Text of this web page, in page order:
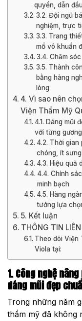
quyền, dẫn
3.2. Đội ngũ
nghiệm, trực
3.3. Trang
mổ vô khuẩn
3.4. Chăm
3.5. Thành
bằng hàng
lòng
4. Vì sao nên
Viện Thẩm Mỹ
4.1. Dáng mũi
với từng
4.2. Thời gian
chóng, ít
4.3. Hiệu quả
4.4. Chính
minh bạch
4.5. Hàng
tưởng lựa
5. Kết luận
THÔNG TIN
Theo dõi Viện
Viola tại:
1. Công nghệ
dáng mũi đẹp
Trong những năm
thẩm mỹ đã không